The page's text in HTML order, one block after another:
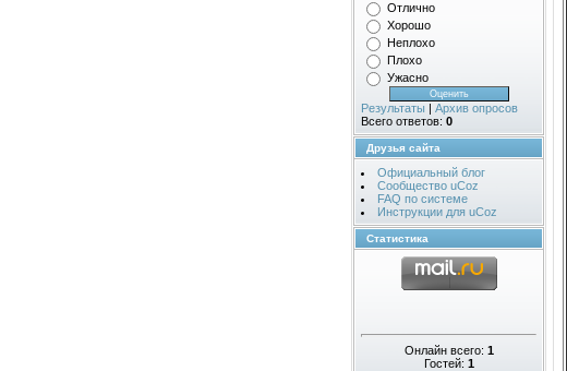
Отлично
Хорошо
Неплохо
Плохо
Ужасно
Результаты | Архив опросов
Всего ответов: 0
Друзья сайта
Официальный блог
Сообщество uCoz
FAQ по системе
Инструкции для uCoz
Статистика
Онлайн всего: 1
Гостей: 1